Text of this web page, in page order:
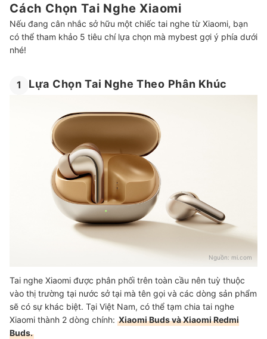
Cách Chọn Tai Nghe Xiaomi
Nếu đang cân nhắc sở hữu một chiếc tai nghe từ Xiaomi, bạn
có thể tham khảo 5 tiêu chí lựa chọn mà mybest gợi ý phía dưới
nhé!
1 Lựa Chọn Tai Nghe Theo Phân Khúc
Nguồn: mi.com
Tai nghe Xiaomi được phân phối trên toàn cầu nên tuỳ thuộc
vào thị trường tại nước sở tại mà tên gọi và các dòng sản phẩm
sẽ có sự khác biệt. Tại Việt Nam, có thể tạm chia tai nghe
Xiaomi thành 2 dòng chính: Xiaomi Buds và Xiaomi Redmi
Buds.